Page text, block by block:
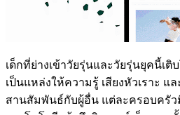
เด็กที่ย่างเข้าวัยรุ่นและวัยรุ่นยุคนี้เ
เป็นแหล่งให้ความรู้ เสียงหัวเราะ แ
สานสัมพันธ์กับผู้อื่น แต่ละครอบครัว